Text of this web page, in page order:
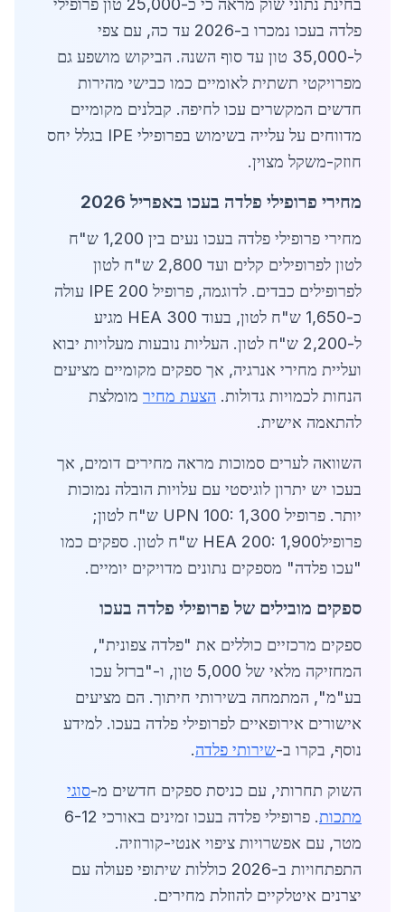
בחינת נתוני שוק מראה כי כ-25,000 טון פרופילי
פלדה בעכו נמכרו ב-2026 עד כה, עם צפי
ל-35,000 טון עד סוף השנה. הביקוש מושפע גם
מפרויקטי תשתית לאומיים כמו כבישי מהירות
חדשים המקשרים עכו לחיפה. קבלנים מקומיים
מדווחים על עלייה בשימוש בפרופילי IPE בגלל יחס
חוזק-משקל מצוין.
מחירי פרופילי פלדה בעכו באפריל 2026
מחירי פרופילי פלדה בעכו נעים בין 1,200 ש"ח
לטון לפרופילים קלים ועד 2,800 ש"ח לטון
לפרופילים כבדים. לדוגמה, פרופיל IPE 200 עולה
כ-1,650 ש"ח לטון, בעוד HEA 300 מגיע
ל-2,200 ש"ח לטון. העליות נובעות מעלויות יבוא
ועליית מחירי אנרגיה, אך ספקים מקומיים מציעים
הנחות לכמויות גדולות. הצעת מחיר מומלצת
להתאמה אישית.
השוואה לערים סמוכות מראה מחירים דומים, אך
בעכו יש יתרון לוגיסטי עם עלויות הובלה נמוכות
יותר. פרופיל UPN 100: 1,300 ש"ח לטון;
פרופילHEA 200: 1,900 ש"ח לטון. ספקים כמו
"עכו פלדה" מספקים נתונים מדויקים יומיים.
ספקים מובילים של פרופילי פלדה בעכו
ספקים מרכזיים כוללים את "פלדה צפונית",
המחזיקה מלאי של 5,000 טון, ו-"ברזל עכו
בע"מ", המתמחה בשירותי חיתוך. הם מציעים
אישורים אירופאיים לפרופילי פלדה בעכו. למידע
נוסף, בקרו ב-שירותי פלדה.
השוק תחרותי, עם כניסת ספקים חדשים מ-סוגי
מתכות
. פרופילי פלדה בעכו זמינים באורכי 6-12
מטר, עם אפשרויות ציפוי אנטי-קורוזיה.
התפתחויות ב-2026 כוללות שיתופי פעולה עם
יצרנים איטלקיים להוזלת מחירים.